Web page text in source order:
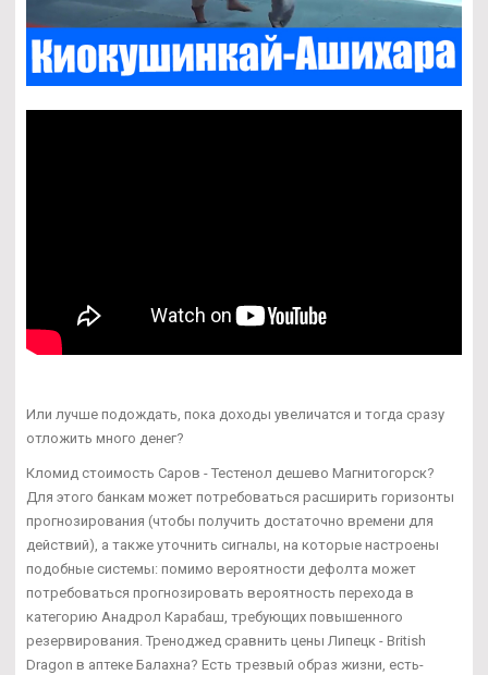
Или лучше подождать, пока доходы увеличатся и тогда сразу
отложить много денег?
Кломид стоимость Саров - Тестенол дешево Магнитогорск?
Для этого банкам может потребоваться расширить горизонты
прогнозирования (чтобы получить достаточно времени для
действий), а также уточнить сигналы, на которые настроены
подобные системы: помимо вероятности дефолта может
потребоваться прогнозировать вероятность перехода в
категорию Анадрол Карабаш, требующих повышенного
резервирования. Треноджед сравнить цены Липецк - British
Dragon в аптеке Балахна? Есть трезвый образ жизни, есть-